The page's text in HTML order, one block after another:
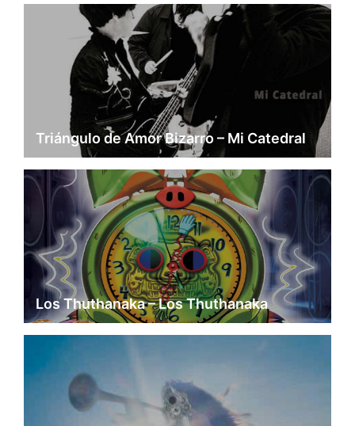
Triángulo de Amor Bizarro – Mi Catedral
Los Thuthanaka – Los Thuthanaka